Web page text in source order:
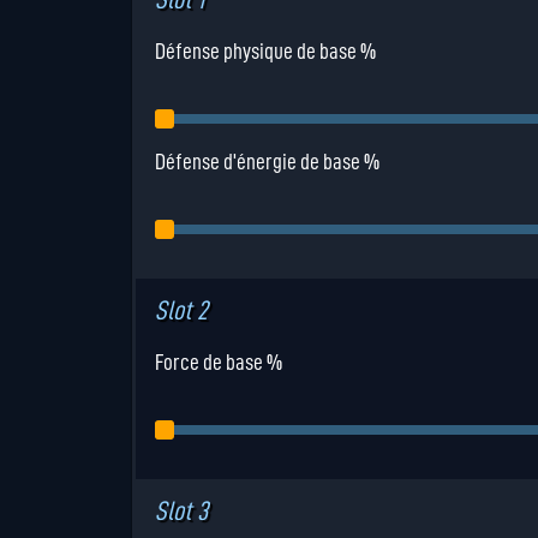
Défense physique de base %
Défense d'énergie de base %
Slot 2
Force de base %
Slot 3